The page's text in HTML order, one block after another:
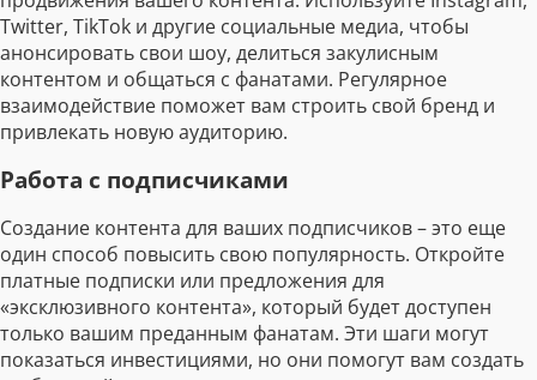
Twitter, TikTok и другие социальные медиа, чтобы
анонсировать свои шоу, делиться закулисным
контентом и общаться с фанатами. Регулярное
взаимодействие поможет вам строить свой бренд и
привлекать новую аудиторию.
Работа с подписчиками
Создание контента для ваших подписчиков – это еще
один способ повысить свою популярность. Откройте
платные подписки или предложения для
«эксклюзивного контента», который будет доступен
только вашим преданным фанатам. Эти шаги могут
показаться инвестициями, но они помогут вам создать